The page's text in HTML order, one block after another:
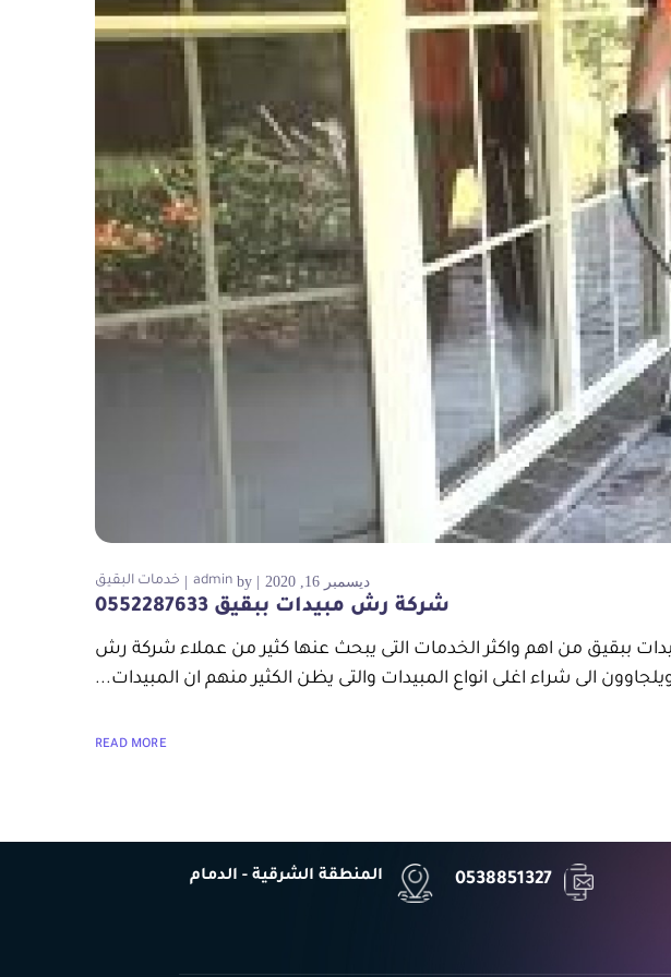
ديسمبر 16, 2020 by
admin خدمات البقيق
شركة رش مبيدات ببقيق 0552287633
ببقيق 0552287633 تعتبر خدمات رش مبيدات ببقيق من اهم واكثر الخدمات التى يبحث عنها كثير من عملاء شركة رش
الى شراء اغلى انواع المبيدات والتى يظن الكثير منهم ان المبيدات...
READ MORE
0538851327 المنطقة الشرقية - الدمام